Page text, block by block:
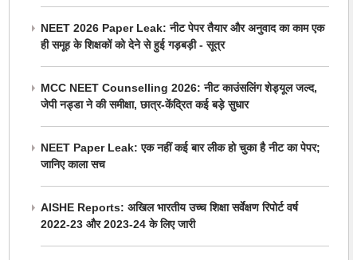
NEET 2026 Paper Leak: नीट पेपर तैयार और अनुवाद का काम एक
ही समूह के शिक्षकों को देने से हुई गड़बड़ी - सूत्र
MCC NEET Counselling 2026: नीट काउंसलिंग शेड्यूल जल्द,
जेपी नड्डा ने की समीक्षा, छात्र-केंद्रित कई बड़े सुधार
NEET Paper Leak: एक नहीं कई बार लीक हो चुका है नीट का पेपर;
जानिए काला सच
AISHE Reports: अखिल भारतीय उच्च शिक्षा सर्वेक्षण रिपोर्ट वर्ष
2022-23 और 2023-24 के लिए जारी